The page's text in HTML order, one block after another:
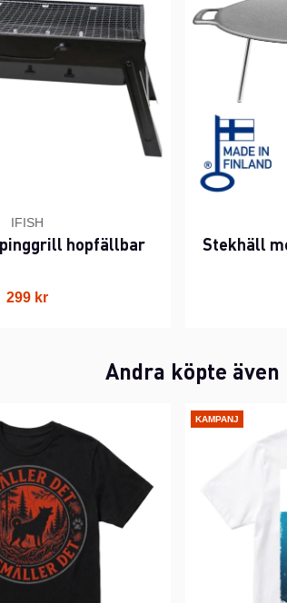
IFISH
hopfällbar
299 kr
Stekhäll
Andra köpte även
KAMPANJ